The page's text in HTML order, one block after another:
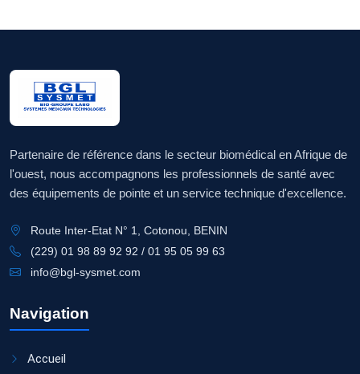
Partenaire de référence dans le secteur biomédical en Afrique de
l'ouest, nous accompagnons les professionnels de santé avec
des équipements de pointe et un service technique d'excellence.
Route Inter-Etat N° 1, Cotonou, BENIN
(229) 01 98 89 92 92 / 01 95 05 99 63
info@bgl-sysmet.com
Navigation
Accueil